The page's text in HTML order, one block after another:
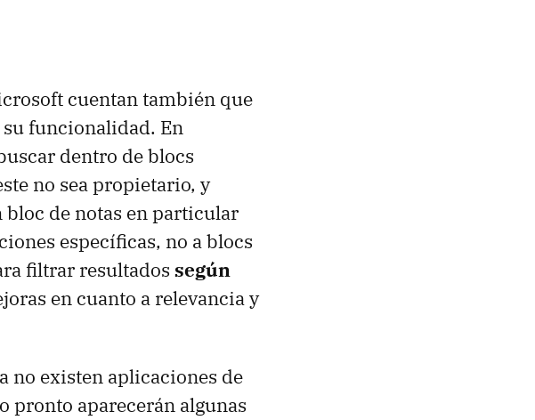
cuentan también que
funcionalidad. En
dentro de blocs
no sea propietario, y
de notas en particular
específicas, no a blocs
filtrar resultados según
en cuanto a relevancia y
no existen aplicaciones de
pronto aparecerán algunas